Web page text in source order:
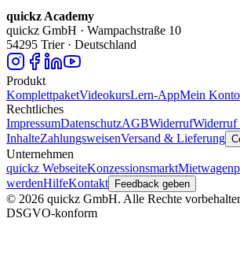
quickz Academy
quickz GmbH · Wampachstraße 10
54295 Trier · Deutschland
Produkt
KomplettpaketVideokursLern-AppMein Konto
Rechtliches
ImpressumDatenschutzAGBWiderrufWiderruf
InhalteZahlungsweisenVersand & Lieferung
Unternehmen
quickz WebseiteKonzessionsmarkt
werdenHilfeKontakt Feedback geben
© 2026 quickz GmbH. Alle Rechte
DSGVO-konform